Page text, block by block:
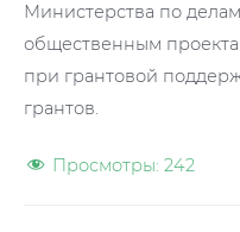
Министерства по
общественным
при грантовой
грантов.
Просмотры: 242